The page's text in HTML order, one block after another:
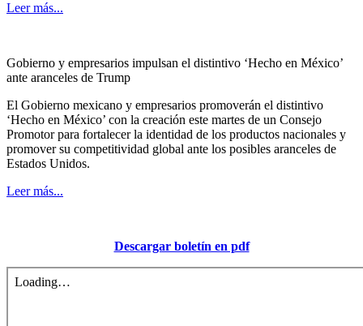
Leer más...
Gobierno y empresarios impulsan el distintivo ‘Hecho en México’
ante aranceles de Trump
El Gobierno mexicano y empresarios promoverán el distintivo
‘Hecho en México’ con la creación este martes de un Consejo
Promotor para fortalecer la identidad de los productos nacionales y
promover su competitividad global ante los posibles aranceles de
Estados Unidos.
Leer más...
Descargar boletín en pdf